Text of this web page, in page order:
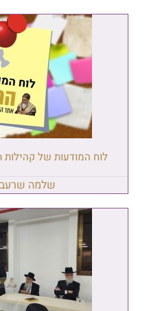
לוח המודעות של
שלמה